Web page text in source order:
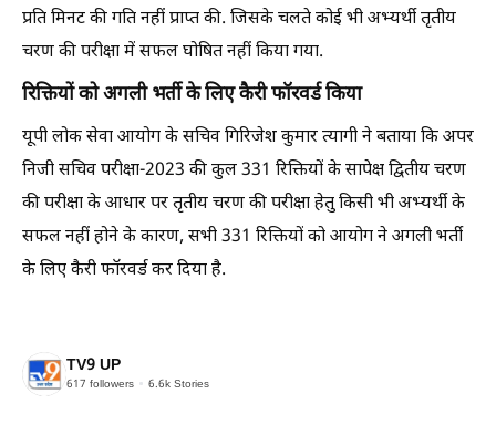
प्रति मिनट की गति नहीं प्राप्त की. जिसके चलते कोई भी अभ्यर्थी तृतीय
चरण की परीक्षा में सफल घोषित नहीं किया गया.
रिक्तियों को अगली भर्ती के लिए कैरी फॉरवर्ड किया
यूपी लोक सेवा आयोग के सचिव गिरिजेश कुमार त्यागी ने बताया कि अपर
निजी सचिव परीक्षा-2023 की कुल 331 रिक्तियों के सापेक्ष द्वितीय चरण
की परीक्षा के आधार पर तृतीय चरण की परीक्षा हेतु किसी भी अभ्यर्थी के
सफल नहीं होने के कारण, सभी 331 रिक्तियों को आयोग ने अगली भर्ती
के लिए कैरी फॉरवर्ड कर दिया है.
TV9 UP
617 followers 6.6k Stories